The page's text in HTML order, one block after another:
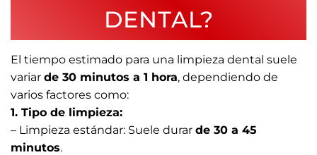
DENTAL?
El tiempo estimado para una limpieza dental suele
variar de 30 minutos a 1 hora, dependiendo de
varios factores como:
1. Tipo de limpieza:
– Limpieza estándar: Suele durar de 30 a 45
minutos.